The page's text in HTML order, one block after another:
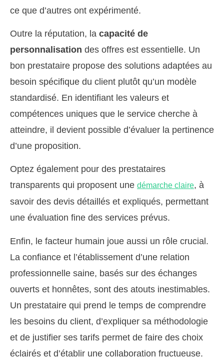
ce que d’autres ont expérimenté.
Outre la réputation, la capacité de
personnalisation des offres est essentielle. Un
bon prestataire propose des solutions adaptées au
besoin spécifique du client plutôt qu’un modèle
standardisé. En identifiant les valeurs et
compétences uniques que le service cherche à
atteindre, il devient possible d’évaluer la pertinence
d’une proposition.
Optez également pour des prestataires
transparents qui proposent une démarche claire, à
savoir des devis détaillés et expliqués, permettant
une évaluation fine des services prévus.
Enfin, le facteur humain joue aussi un rôle crucial.
La confiance et l’établissement d’une relation
professionnelle saine, basés sur des échanges
ouverts et honnêtes, sont des atouts inestimables.
Un prestataire qui prend le temps de comprendre
les besoins du client, d’expliquer sa méthodologie
et de justifier ses tarifs permet de faire des choix
éclairés et d’établir une collaboration fructueuse.